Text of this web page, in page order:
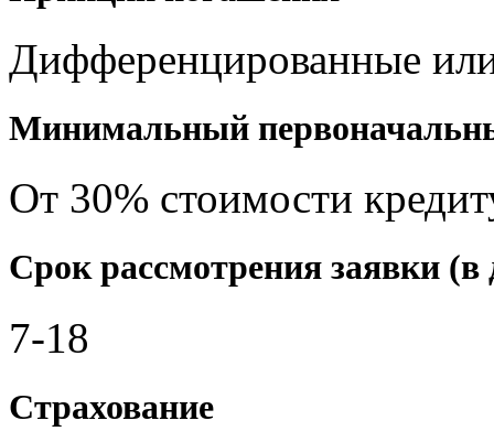
Дифференцированные
Минимальный
От 30% стоимости
Срок рассмотрения заявки (в
7-18
Страхование